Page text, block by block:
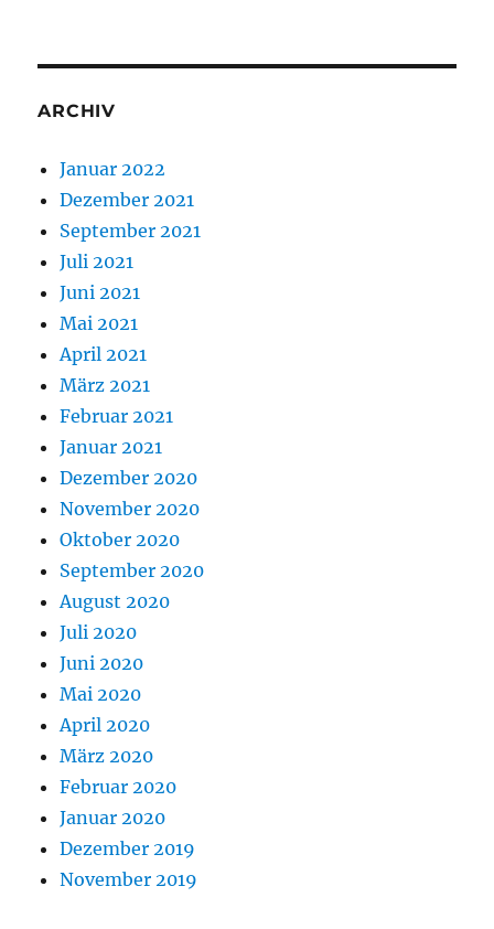
ARCHIV
Januar 2022
Dezember 2021
September 2021
Juli 2021
Juni 2021
Mai 2021
April 2021
März 2021
Februar 2021
Januar 2021
Dezember 2020
November 2020
Oktober 2020
September 2020
August 2020
Juli 2020
Juni 2020
Mai 2020
April 2020
März 2020
Februar 2020
Januar 2020
Dezember 2019
November 2019